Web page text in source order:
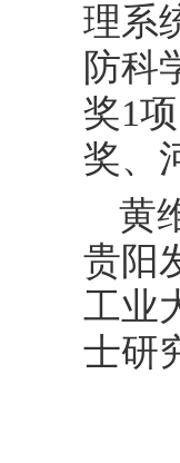
理系
防科
奖1
奖、
黄
贵阳
工业
士研